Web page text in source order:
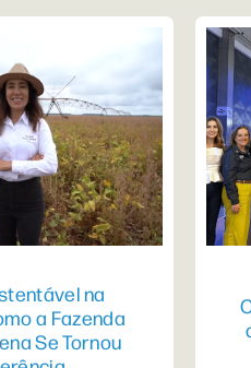
na
a Fazenda
Se Tornou